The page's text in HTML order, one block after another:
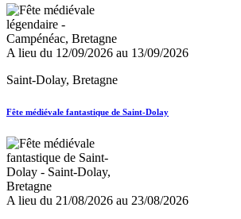
A lieu du 12/09/2026 au 13/09/2026
Saint-Dolay, Bretagne
Fête médiévale fantastique de Saint-Dolay
A lieu du 21/08/2026 au 23/08/2026